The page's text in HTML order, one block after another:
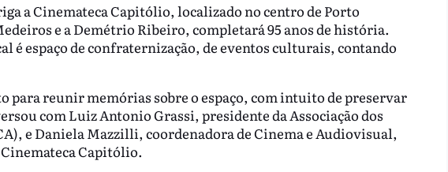
a Cinemateca Capitólio, localizado no centro de Porto
e a Demétrio Ribeiro, completará 95 anos de história.
é espaço de confraternização, de eventos culturais, contando
para reunir memórias sobre o espaço, com intuito de preservar
com Luiz Antonio Grassi, presidente da Associação dos
e Daniela Mazzilli, coordenadora de Cinema e Audiovisual,
Capitólio.